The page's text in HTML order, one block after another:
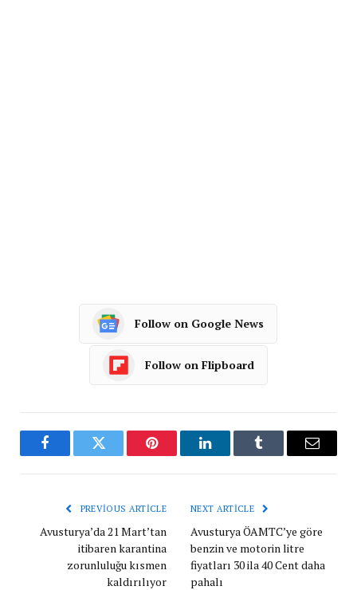
Follow on Google News
Follow on Flipboard
FacebookTwitter Pinterest LinkedInTumblr Email
PREVIOUS ARTICLE
Avusturya’da 21 Mart’tan
itibaren karantina
zorunluluğu kısmen
kaldırılıyor
NEXT ARTICLE
Avusturya ÖAMTC’ye göre
benzin ve motorin litre
fiyatları 30 ila 40 Cent daha
pahalı